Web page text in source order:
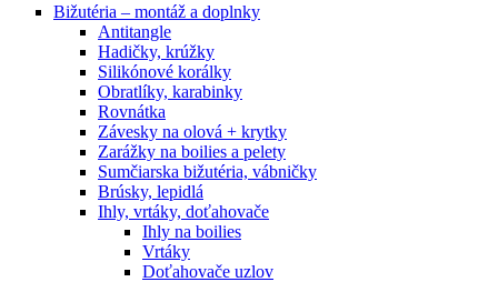
Bižutéria – montáž a doplnky
Antitangle
Hadičky, krúžky
Silikónové korálky
Obratlíky, karabinky
Rovnátka
Závesky na olová + krytky
Zarážky na boilies a pelety
Sumčiarska bižutéria, vábničky
Brúsky, lepidlá
Ihly, vrtáky, doťahovače
Ihly na boilies
Vrtáky
Doťahovače uzlov